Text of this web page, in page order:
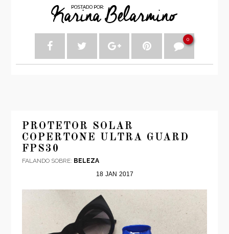
0
PROTETOR SOLAR
COPERTONE ULTRA GUARD
FPS30
FALANDO SOBRE: BELEZA
18 JAN 2017